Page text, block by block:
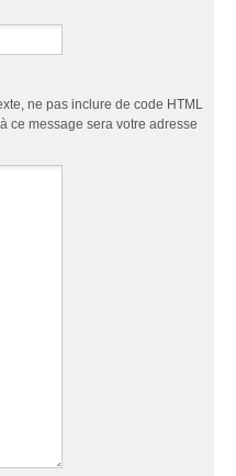
ne pas inclure de code HTML
ce message sera votre adresse